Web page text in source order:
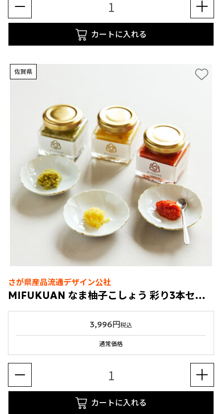
カートに入れる
佐賀県
さが県産品流通デザイン公社
MIFUKUAN なま柚子こしょう 彩り3本セット
3,996円税込
通常価格
カートに入れる